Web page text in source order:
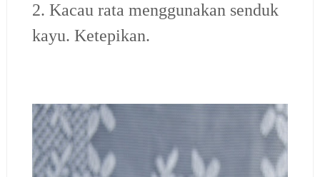
2. Kacau rata menggunakan senduk
kayu. Ketepikan.